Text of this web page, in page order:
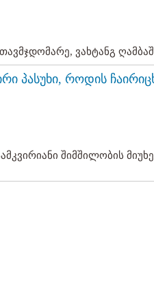
ვახტანგ
პასუხი, როდის
შიმშილობის